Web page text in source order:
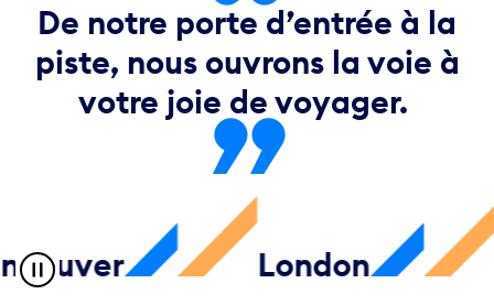
De notre porte d’entrée à la
piste, nous ouvrons la voie à
votre joie de voyager.
London